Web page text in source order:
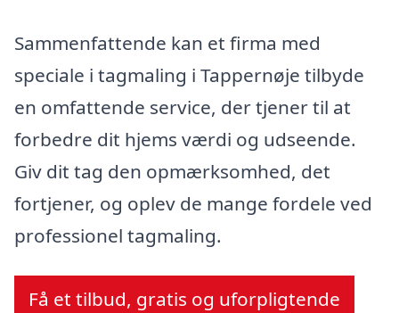
Sammenfattende kan et firma med
speciale i tagmaling i Tappernøje tilbyde
en omfattende service, der tjener til at
forbedre dit hjems værdi og udseende.
Giv dit tag den opmærksomhed, det
fortjener, og oplev de mange fordele ved
professionel tagmaling.
Få et tilbud, gratis og uforpligtende